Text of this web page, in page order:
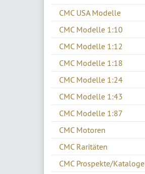
CMC USA Modelle
CMC Modelle 1:10
CMC Modelle 1:12
CMC Modelle 1:18
CMC Modelle 1:24
CMC Modelle 1:43
CMC Modelle 1:87
CMC Motoren
CMC Raritäten
CMC Prospekte/Kataloge